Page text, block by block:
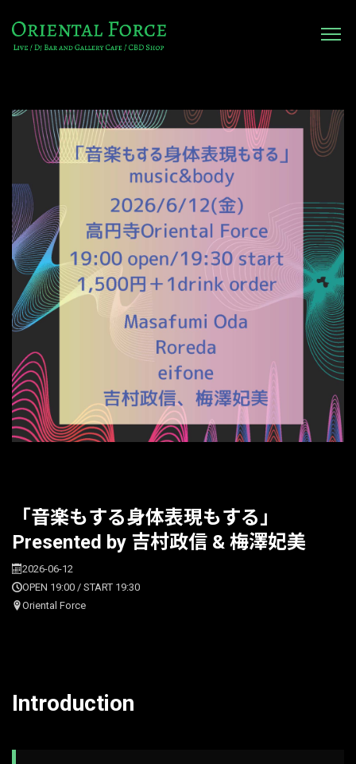
「音楽もする身体表現もする」
Presented by 吉村政信 & 梅澤妃美
2026-06-12
OPEN 19:00 / START 19:30
Oriental Force
Introduction